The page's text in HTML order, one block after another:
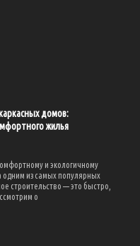
домов:
жилья
и экологичному
одним из самых популярных
строительство — это быстро,
о